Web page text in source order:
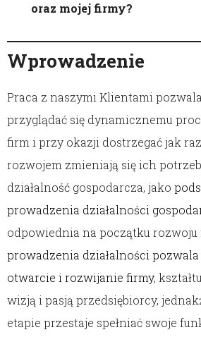
oraz mojej firmy?
Wprowadzenie
Praca z naszymi Klientami
przyglądać się dynamicznemu
firm i przy okazji dostrzegać jak
rozwojem zmieniają się ich
działalność gospodarcza, jako
prowadzenia działalności
odpowiednia na początku rozwoju
prowadzenia działalności
otwarcie i rozwijanie firmy,
wizją i pasją przedsiębiorcy,
etapie przestaje spełniać swoje